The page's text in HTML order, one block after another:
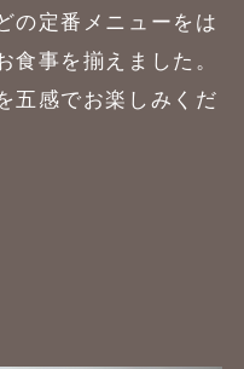
の定番メニューをは
食事を揃えました。
五感でお楽しみくだ